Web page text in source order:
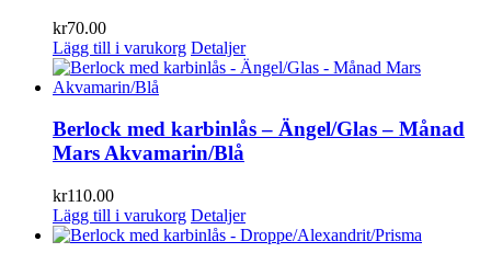
kr70.00
Lägg till i varukorg Detaljer
Berlock med karbinlås – Ängel/Glas – Månad
Mars Akvamarin/Blå
kr110.00
Lägg till i varukorg Detaljer